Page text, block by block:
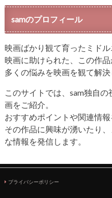
samのプロフィール
映画ばかり観て育ったミドル
映画に助けられた、この作
多くの悩みを映画を観て解決
このサイトでは、sam独自
画をご紹介。
おすすめポイントや関連情
その作品に興味が湧いたり
な情報を発信します。
プライバシーポリシー